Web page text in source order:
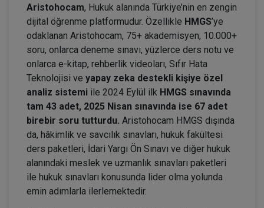
Aristohocam, Hukuk alanında Türkiye’nin en zengin
dijital öğrenme platformudur. Özellikle HMGS’ye
odaklanan Aristohocam, 75+ akademisyen, 10.000+
soru, onlarca deneme sınavı, yüzlerce ders notu ve
onlarca e-kitap, rehberlik videoları, Sıfır Hata
Teknolojisi ve yapay zeka destekli kişiye özel
analiz sistemi ile 2024 Eylül ilk HMGS sınavında
tam 43 adet, 2025 Nisan sınavında ise 67 adet
birebir soru tutturdu. Aristohocam HMGS dışında
da, hâkimlik ve savcılık sınavları, hukuk fakültesi
ders paketleri, İdari Yargı Ön Sınavı ve diğer hukuk
alanındaki meslek ve uzmanlık sınavları paketleri
ile hukuk sınavları konusunda lider olma yolunda
emin adımlarla ilerlemektedir.